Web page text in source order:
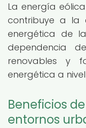
La energía
contribuye a la
energética de
dependencia
renovables y
energética a
Beneficios
entornos